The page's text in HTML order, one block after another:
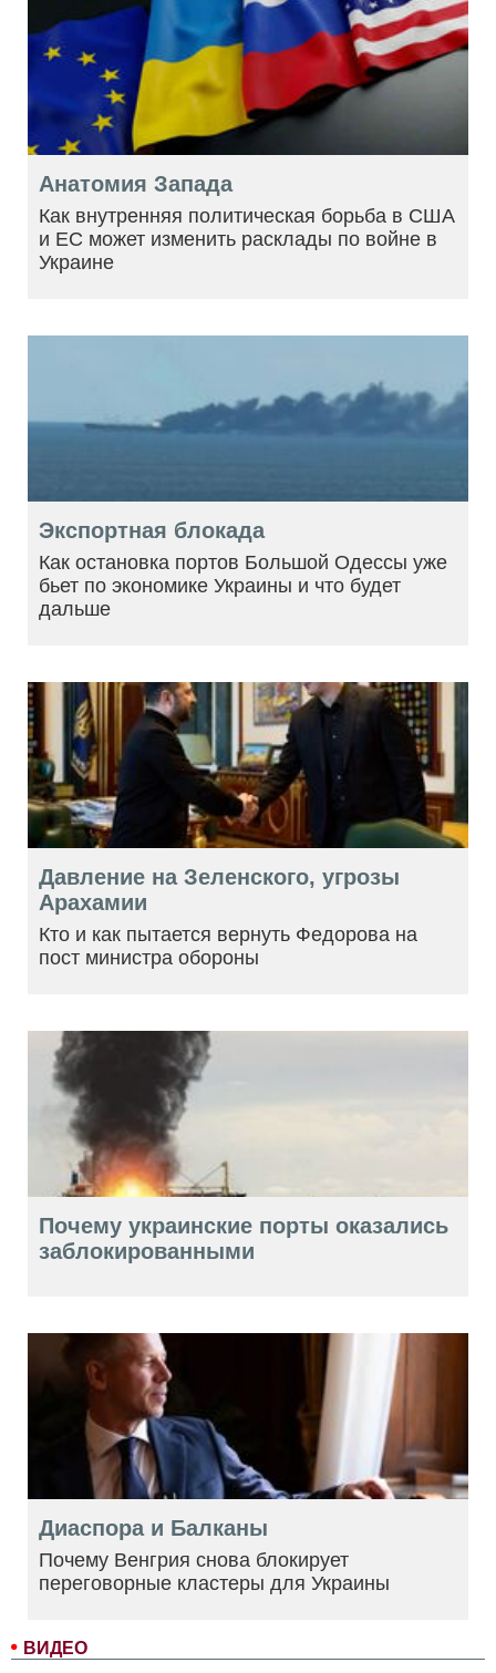
ВИДЕО
Анатомия Запада
Как внутренняя политическая борьба в США
и ЕС может изменить расклады по войне в
Украине
Экспортная блокада
Как остановка портов Большой Одессы уже
бьет по экономике Украины и что будет
дальше
Давление на Зеленского, угрозы
Арахамии
Кто и как пытается вернуть Федорова на
пост министра обороны
Почему украинские порты оказались
заблокированными
Диаспора и Балканы
Почему Венгрия снова блокирует
переговорные кластеры для Украины